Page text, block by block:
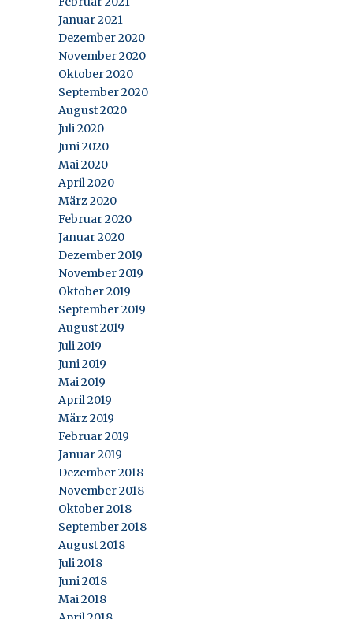
Januar 2021
Dezember 2020
November 2020
Oktober 2020
September 2020
August 2020
Juli 2020
Juni 2020
Mai 2020
April 2020
März 2020
Februar 2020
Januar 2020
Dezember 2019
November 2019
Oktober 2019
September 2019
August 2019
Juli 2019
Juni 2019
Mai 2019
April 2019
März 2019
Februar 2019
Januar 2019
Dezember 2018
November 2018
Oktober 2018
September 2018
August 2018
Juli 2018
Juni 2018
Mai 2018